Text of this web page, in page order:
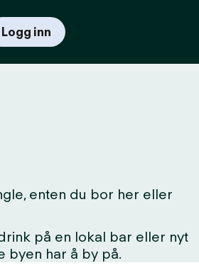
Logg inn
enten du bor her eller
på en lokal bar eller nyt
byen har å by på.